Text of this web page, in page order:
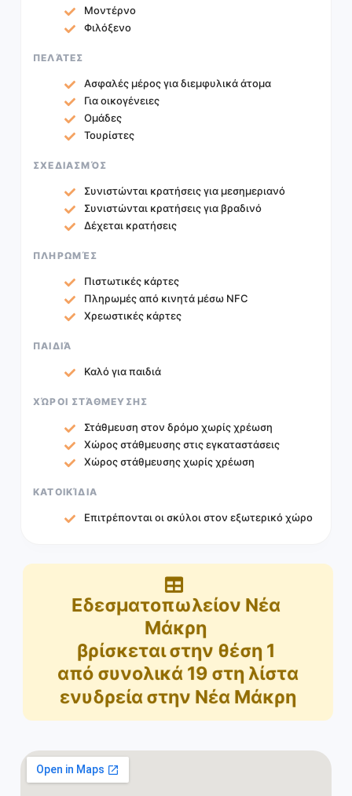
Μοντέρνο
Φιλόξενο
ΠΕΛΆΤΕΣ
Ασφαλές μέρος για διεμφυλικά άτομα
Για οικογένειες
Ομάδες
Τουρίστες
ΣΧΕΔΙΑΣΜΌΣ
Συνιστώνται κρατήσεις για μεσημεριανό
Συνιστώνται κρατήσεις για βραδινό
Δέχεται κρατήσεις
ΠΛΗΡΩΜΈΣ
Πιστωτικές κάρτες
Πληρωμές από κινητά μέσω NFC
Χρεωστικές κάρτες
ΠΑΙΔΙΆ
Καλό για παιδιά
ΧΏΡΟΙ ΣΤΆΘΜΕΥΣΗΣ
Στάθμευση στον δρόμο χωρίς χρέωση
Χώρος στάθμευσης στις εγκαταστάσεις
Χώρος στάθμευσης χωρίς χρέωση
ΚΑΤΟΙΚΊΔΙΑ
Επιτρέπονται οι σκύλοι στον εξωτερικό χώρο
Εδεσματοπωλείον Νέα
Μάκρη
βρίσκεται στην θέση 1
από συνολικά 19 στη λίστα
ενυδρεία στην Νέα Μάκρη